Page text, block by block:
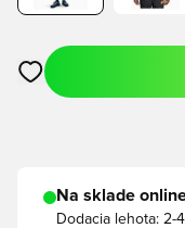
Otvorí modál na
Na sklade
Dodacia lehota: 2-